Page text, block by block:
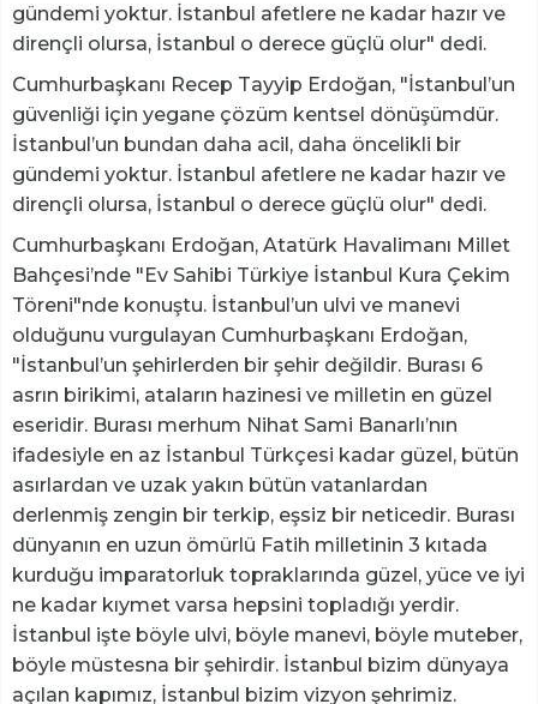
gündemi yoktur. İstanbul afetlere ne kadar hazır ve
dirençli olursa, İstanbul o derece güçlü olur" dedi.
Cumhurbaşkanı Recep Tayyip Erdoğan, "İstanbul’un
güvenliği için yegane çözüm kentsel dönüşümdür.
İstanbul’un bundan daha acil, daha öncelikli bir
gündemi yoktur. İstanbul afetlere ne kadar hazır ve
dirençli olursa, İstanbul o derece güçlü olur" dedi.
Cumhurbaşkanı Erdoğan, Atatürk Havalimanı Millet
Bahçesi’nde "Ev Sahibi Türkiye İstanbul Kura Çekim
Töreni"nde konuştu. İstanbul’un ulvi ve manevi
olduğunu vurgulayan Cumhurbaşkanı Erdoğan,
"İstanbul’un şehirlerden bir şehir değildir. Burası 6
asrın birikimi, ataların hazinesi ve milletin en güzel
eseridir. Burası merhum Nihat Sami Banarlı’nın
ifadesiyle en az İstanbul Türkçesi kadar güzel, bütün
asırlardan ve uzak yakın bütün vatanlardan
derlenmiş zengin bir terkip, eşsiz bir neticedir. Burası
dünyanın en uzun ömürlü Fatih milletinin 3 kıtada
kurduğu imparatorluk topraklarında güzel, yüce ve iyi
ne kadar kıymet varsa hepsini topladığı yerdir.
İstanbul işte böyle ulvi, böyle manevi, böyle muteber,
böyle müstesna bir şehirdir. İstanbul bizim dünyaya
açılan kapımız, İstanbul bizim vizyon şehrimiz.